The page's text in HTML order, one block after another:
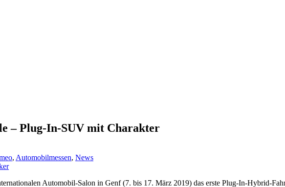
– Plug-In-SUV mit Charakter
, Automobilmessen, News
Automobil-Salon in Genf (7. bis 17. März 2019) das erste Plug-In-Hybrid-